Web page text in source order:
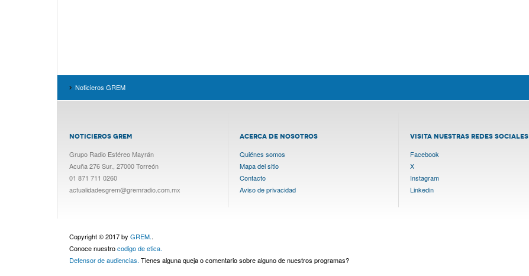
Noticieros GREM
NOTICIEROS GREM
Grupo Radio Estéreo Mayrán
Acuña 276 Sur., 27000 Torreón
01 871 711 0260
actualidadesgrem@gremradio.com.mx
ACERCA DE NOSOTROS
Quiénes somos
Mapa del sitio
Contacto
Aviso de privacidad
VISITA NUESTRAS REDES SOCIALES
Facebook
X
Instagram
Linkedin
Copyright © 2017 by GREM..
Conoce nuestrocodigo de etica.
Defensor de audiencias. Tienes alguna queja o comentario sobre alguno de nuestros programas?